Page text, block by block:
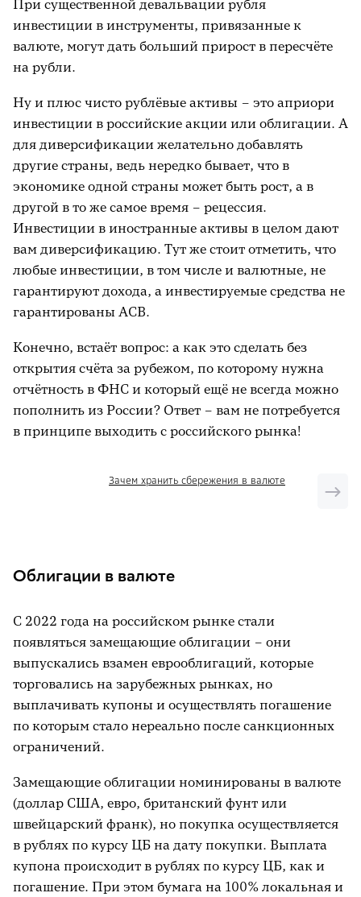
При существенной девальвации рубля
инвестиции в инструменты, привязанные к
валюте, могут дать больший прирост в пересчёте
на рубли.
Ну и плюс чисто рублёвые активы – это априори
инвестиции в российские акции или облигации. А
для диверсификации желательно добавлять
другие страны, ведь нередко бывает, что в
экономике одной страны может быть рост, а в
другой в то же самое время – рецессия.
Инвестиции в иностранные активы в целом дают
вам диверсификацию. Тут же стоит отметить, что
любые инвестиции, в том числе и валютные, не
гарантируют дохода, а инвестируемые средства не
гарантированы АСВ.
Конечно, встаёт вопрос: а как это сделать без
открытия счёта за рубежом, по которому нужна
отчётность в ФНС и который ещё не всегда можно
пополнить из России? Ответ – вам не потребуется
в принципе выходить с российского рынка!
Зачем хранить сбережения в валюте
Облигации в валюте
С 2022 года на российском рынке стали
появляться замещающие облигации – они
выпускались взамен еврооблигаций, которые
торговались на зарубежных рынках, но
выплачивать купоны и осуществлять погашение
по которым стало нереально после санкционных
ограничений.
Замещающие облигации номинированы в валюте
(доллар США, евро, британский фунт или
швейцарский франк), но покупка осуществляется
в рублях по курсу ЦБ на дату покупки. Выплата
купона происходит в рублях по курсу ЦБ, как и
погашение. При этом бумага на 100% локальная и